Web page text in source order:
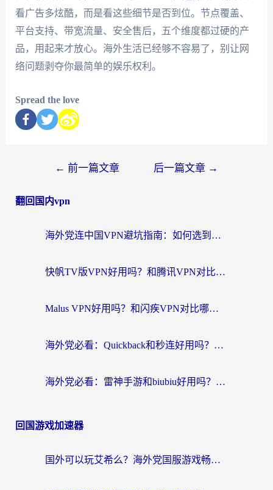
看广告多炫酷，而是看这些细节是否到位。节点覆盖、
平台支持、带宽流量、安全售后，五个维度都过硬的产
品，用起来才放心。海外生活已经够不容易了，别让网
络问题剥夺你最简单的娱乐权利。
Spread the love
← 前一篇文章 后一篇文章 →
翻回国内vpn
海外党连中国VPN避坑指南：如何选到真正能无缝刷国内资源的加速器？
快帆TV版VPN好用吗？和腾讯VPN对比哪个回国效果更好？海外党必看的真实体验指南
Malus VPN好用吗？和闪疾VPN对比哪个回国效果更好？海外华人的实用避坑指南
海外党必看：Quickback和秒连好用吗？3步选对回国加速器，无缝刷国内资源
海外党必看：雷神手游和biubiu好用吗？3招选对回国加速器无缝刷国内资源
回国游戏加速器
国外可以玩艾希么？海外党国服游戏畅玩终极指南（附加速器选择秘籍）